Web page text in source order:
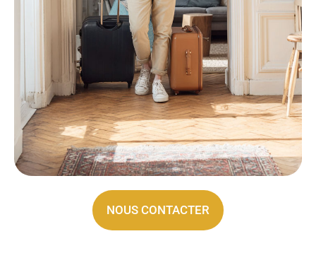
NOUS CONTACTER